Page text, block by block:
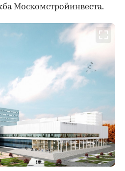
Москомстройинвеста.